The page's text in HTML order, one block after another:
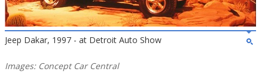
Jeep Dakar, 1997 - at Detroit Auto Show
Images: Concept Car Central